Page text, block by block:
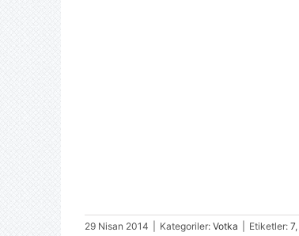
29 Nisan 2014 Kategoriler: Votka Etiketler: 7,